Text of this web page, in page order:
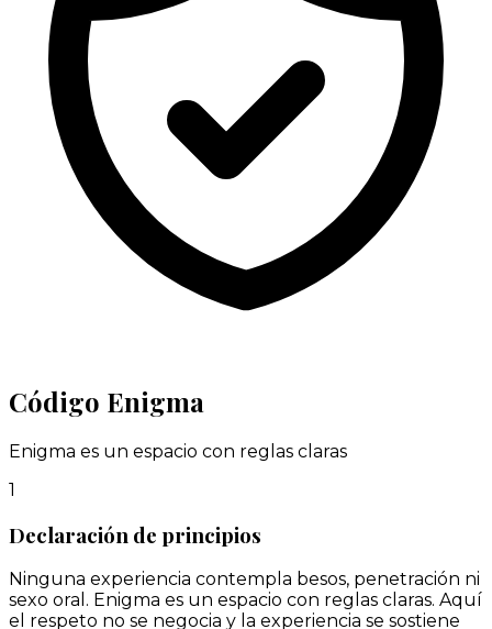
Código Enigma
Enigma es un espacio con reglas claras
1
Declaración de principios
Ninguna experiencia contempla besos, penetración ni
sexo oral. Enigma es un espacio con reglas claras. Aquí
el respeto no se negocia y la experiencia se sostiene